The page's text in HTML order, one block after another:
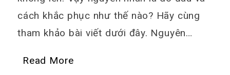
cách khắc phục như thế nào? Hãy cùng
tham khảo bài viết dưới đây. Nguyên…
Read More